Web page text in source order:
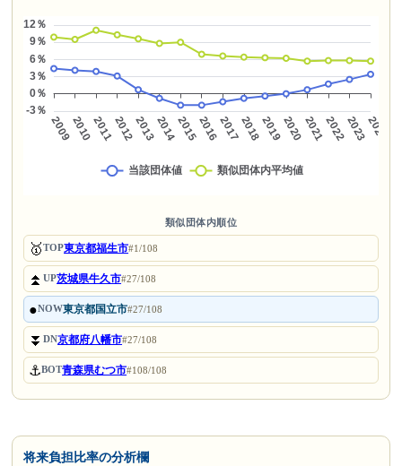
類似団体内順位
🥇TOP東京都福生市#1/108
⏫UP茨城県牛久市#27/108
●NOW東京都国立市#27/108
⏬DN京都府八幡市#27/108
⚓BOT青森県むつ市#108/108
将来負担比率の分析欄